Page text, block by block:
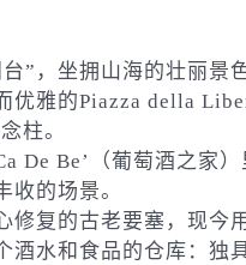
”，坐拥山海的壮丽景
优雅的Piazza della
柱。
De Be’（葡萄酒之家
收的场景。
修复的古老要塞，现今
酒水和食品的仓库：独